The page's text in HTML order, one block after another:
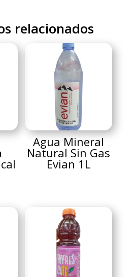
relacionados
Agua Mineral
Natural Sin Gas
Evian 1L